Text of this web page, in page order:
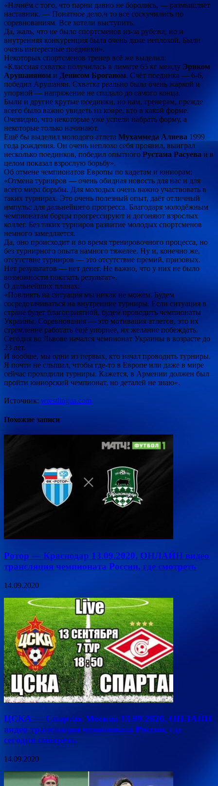
«Начнём с того, что парни давно не боролись, — размышляет
наставник. — Понятное дело,ч то все соскучились по
соревнованиям. Все хотели выступить.
Да, жаль, что не было спортсменов из-за рубежа, но и
внутренняя конкуренция была очень даже неплохой. Были
очень интересные поединки».
Некоторых спортсменов тренер всё же выделил:
«Классная схватка получилась в лимите 65 кг между Эриком
Арушаняном и Денисом Броганом. Счёт поединка — 6-6,
победил Арушанян. Схватка реально была очень жаркой и
упорной — напряжение не спадало до самого конца.
Были и другие крутые поединки, но нам, тренерам, прежде
всего было важно увидеть на ковре, кто в какой форме.
Очевидно, что некоторые уже успели набрать форму, а
некоторые только начинают.
Ещё бы выделил молодого атлета Мухаммеда Алиева 1999
года рождения. Он очень неплохо себя проявил, выиграл
несколько поединков, победил опытного Рустама Расуева и в
целом показал взрослую борьбу».
Об отмене чемпионатов Европы по кадетам и юниорам:
«Отмена турниров — очень обидная новость для нас и для
всего мира борьбы. Для молодых очень важно участвовать в
таких турнирах. Это очень полезный опыт, даёт отличный
импульс для дальнейшего прогресса. Благодаря молодёжным
чемпионатам борцы прогрессируют и догоняют взрослых
коллег. Без таких турниров развитие молодых спортсменов
немного замедляется.
Да, оно происходит и во время тренировочного процесса, но
без турнирного опыта намного тяжелее. Ну и, конечно же,
отсутствие турниров — это отсутствие премий, призовых.
Нет результатов — нет денег. Не важно, что у них не было
возможности показать результат».
О дальнейших планах:
«Повлиять на ситуация мы никак не можем. Будем
сосредотачиваться на внутренние турниры. Если ситуация в
стране будет благоприятной, будем проводить чемпионаты
Украины. Соревнования — это мотивация атлетов, это их
стремление работать ещё упорнее, их желание побеждать.
Сегодня во Львове начался чемпионат Украины в возрасте до
23 лет.
И вообще, мы одни из первых, кто начал проводить турниры.
Я почти не слышал, чтобы где-то в Европе или даже в мире
сейчас проходили турниры. Кажется, в Армении должен был
пройти юниорский чемпионат, но деталей не знаю».
Источник: wrestlingua.com
Похожие записи
Ротор — Краснодар 13.09.2020, ОНЛАЙН видео
трансляция чемпионата России, где смотреть
14.09.2020
ЦСКА — Спартак Москва 13.09.2020, ОНЛАЙН
видео трансляция чемпионата России, где
сегодня смотреть
14.09.2020